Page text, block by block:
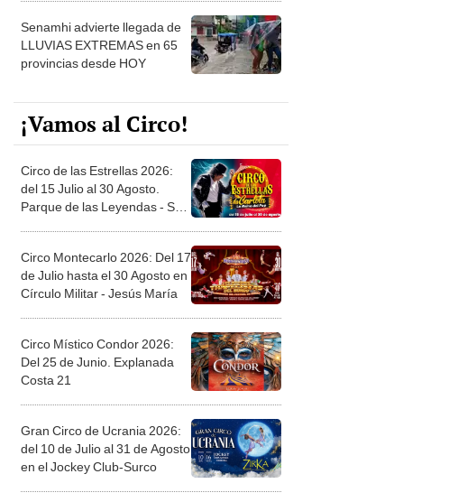
Senamhi advierte llegada de
LLUVIAS EXTREMAS en 65
provincias desde HOY
¡Vamos al Circo!
Circo de las Estrellas 2026:
del 15 Julio al 30 Agosto.
Parque de las Leyendas - San
Circo Montecarlo 2026: Del 17
de Julio hasta el 30 Agosto en
Círculo Militar - Jesús María
Circo Místico Condor 2026:
Del 25 de Junio. Explanada
Costa 21
Gran Circo de Ucrania 2026:
del 10 de Julio al 31 de Agosto
en el Jockey Club-Surco